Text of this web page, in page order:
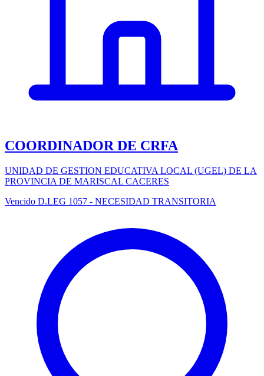
COORDINADOR DE CRFA
UNIDAD DE GESTION EDUCATIVA LOCAL (UGEL) DE LA
PROVINCIA DE MARISCAL CACERES
Vencido D.LEG 1057 - NECESIDAD TRANSITORIA